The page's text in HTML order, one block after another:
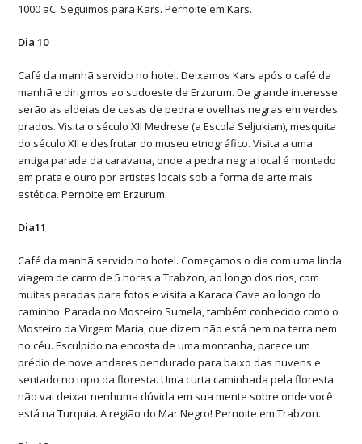
1000 aC. Seguimos para Kars. Pernoite em Kars.
Dia 10
Café da manhã servido no hotel. Deixamos Kars após o café da
manhã e dirigimos ao sudoeste de Erzurum. De grande interesse
serão as aldeias de casas de pedra e ovelhas negras em verdes
prados. Visita o século XII Medrese (a Escola Seljukian), mesquita
do século XII e desfrutar do museu etnográfico. Visita a uma
antiga parada da caravana, onde a pedra negra local é montado
em prata e ouro por artistas locais sob a forma de arte mais
estética. Pernoite em Erzurum.
Dia11
Café da manhã servido no hotel. Começamos o dia com uma linda
viagem de carro de 5 horas a Trabzon, ao longo dos rios, com
muitas paradas para fotos e visita a Karaca Cave ao longo do
caminho. Parada no Mosteiro Sumela, também conhecido como o
Mosteiro da Virgem Maria, que dizem não está nem na terra nem
no céu. Esculpido na encosta de uma montanha, parece um
prédio de nove andares pendurado para baixo das nuvens e
sentado no topo da floresta. Uma curta caminhada pela floresta
não vai deixar nenhuma dúvida em sua mente sobre onde você
está na Turquia. A região do Mar Negro! Pernoite em Trabzon.